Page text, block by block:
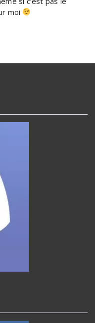
moi